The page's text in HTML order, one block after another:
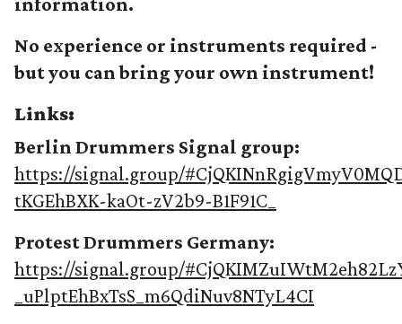
No experience or instruments required -
but you can bring your own instrument!
Links:
Berlin Drummers Signal group:
https://signal.group/
tKGEhBXK-kaOt-zV2b9-B1F91C_
Protest Drummers Germany:
https://signal.group/
_uPlptEhBxTsS_m6QdiNuv8NTyL4CI